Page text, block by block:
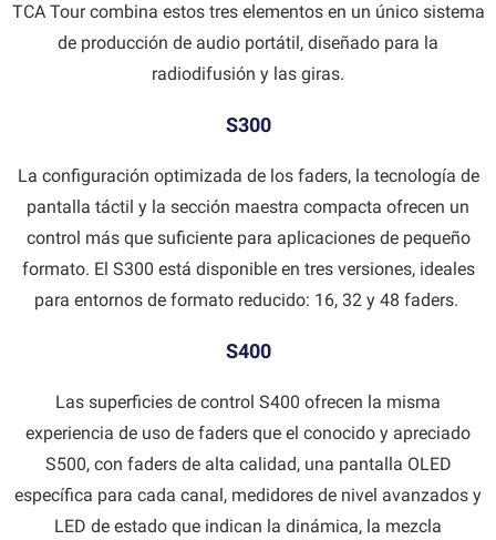
TCA Tour combina estos tres elementos en un único sistema
de producción de audio portátil, diseñado para la
radiodifusión y las giras.
S300
La configuración optimizada de los faders, la tecnología de
pantalla táctil y la sección maestra compacta ofrecen un
control más que suficiente para aplicaciones de pequeño
formato. El S300 está disponible en tres versiones, ideales
para entornos de formato reducido: 16, 32 y 48 faders.
S400
Las superficies de control S400 ofrecen la misma
experiencia de uso de faders que el conocido y apreciado
S500, con faders de alta calidad, una pantalla OLED
específica para cada canal, medidores de nivel avanzados y
LED de estado que indican la dinámica, la mezcla